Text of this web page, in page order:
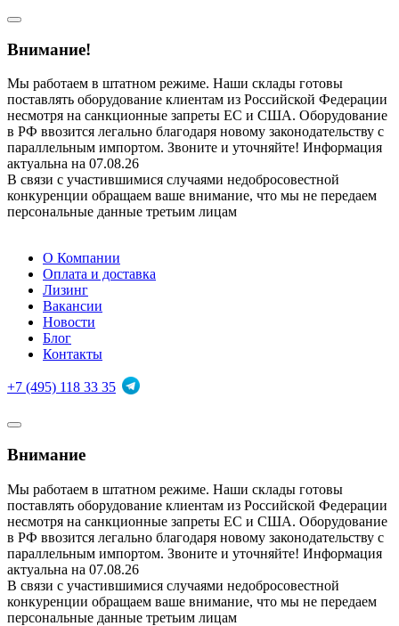
Внимание!
Мы работаем в штатном режиме. Наши склады готовы
поставлять оборудование клиентам из Российской Федерации
несмотря на санкционные запреты ЕС и США. Оборудование
в РФ ввозится легально благодаря новому законодательству с
параллельным импортом. Звоните и уточняйте! Информация
актуальна на 07.08.26
В связи с участившимися случаями недобросовестной
конкуренции обращаем ваше внимание, что мы не передаем
персональные данные третьим лицам
О Компании
Оплата и доставка
Лизинг
Вакансии
Новости
Блог
Контакты
+7 (495) 118 33 35
Внимание
Мы работаем в штатном режиме. Наши склады готовы
поставлять оборудование клиентам из Российской Федерации
несмотря на санкционные запреты ЕС и США. Оборудование
в РФ ввозится легально благодаря новому законодательству с
параллельным импортом. Звоните и уточняйте! Информация
актуальна на 07.08.26
В связи с участившимися случаями недобросовестной
конкуренции обращаем ваше внимание, что мы не передаем
персональные данные третьим лицам